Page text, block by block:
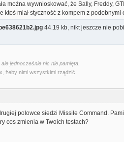
można wywnioskować, że Sally, Freddy,
ktoś miał styczność z kompem z podobnymi
44.19 kb, nikt jeszcze nie
jednocześnie nic nie pamięta.
żeby nimi wszystkimi rządzić.
polowce siedzi Missile Command.
cos zmienia w Twoich testach?